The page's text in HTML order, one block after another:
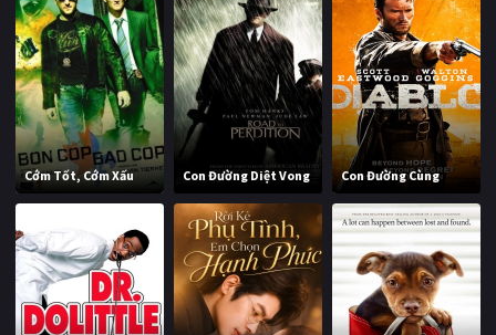
Cớm Tốt, Cớm Xấu Con Đường Diệt Vong Con Đường Cùng